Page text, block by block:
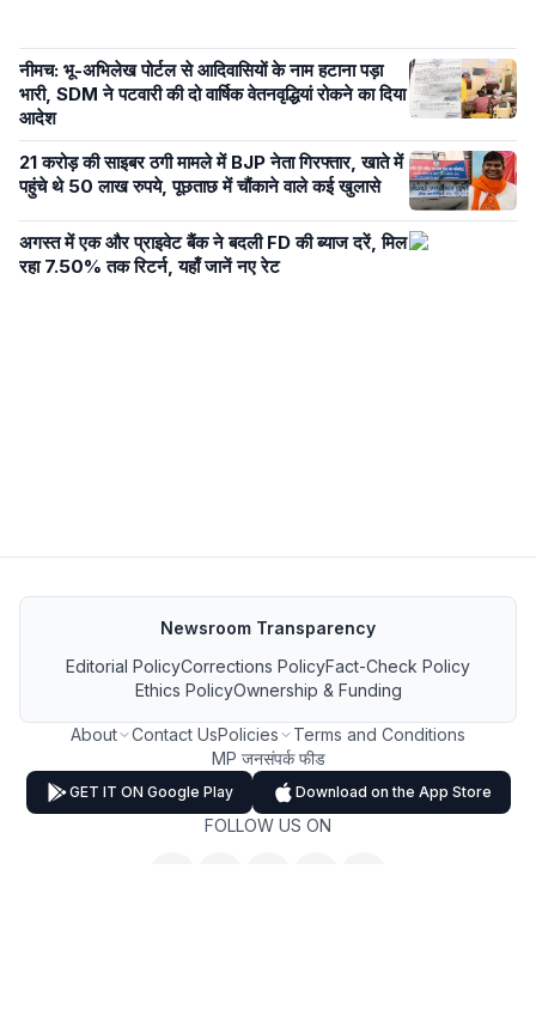
नीमच: भू-अभिलेख पोर्टल से आदिवासियों के नाम हटाना पड़ा
भारी, SDM ने पटवारी की दो वार्षिक वेतनवृद्धियां रोकने का दिया
आदेश
21 करोड़ की साइबर ठगी मामले में BJP नेता गिरफ्तार, खाते में
पहुंचे थे 50 लाख रुपये, पूछताछ में चौंकाने वाले कई खुलासे
अगस्त में एक और प्राइवेट बैंक ने बदली FD की ब्याज दरें, मिल
रहा 7.50% तक रिटर्न, यहाँ जानें नए रेट
Newsroom Transparency
Editorial PolicyCorrections PolicyFact-Check Policy
Ethics PolicyOwnership & Funding
About Contact UsPolicies
Terms and Conditions
MP जनसंपर्क फीड
GET IT ON Google Play Download on the App Store
FOLLOW US ON